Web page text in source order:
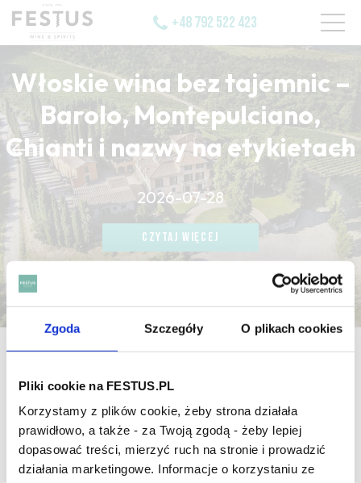
Zgoda Szczegóły O plikach cookies
Pliki cookie na FESTUS.PL
Korzystamy z plików cookie, żeby strona działała
prawidłowo, a także - za Twoją zgodą - żeby lepiej
dopasować treści, mierzyć ruch na stronie i prowadzić
działania marketingowe. Informacje o korzystaniu ze
+48 792 522 423
Włoskie wina bez tajemnic –
Barolo, Montepulciano,
Chianti i nazwy na etykietach
2026-07-28
CZYTAJ WIĘCEJ
CZYTAJ WIĘCEJ
CZYTAJ WIĘCEJ
strona główna / well-structured
Archiwum wpisów tagu: well-
structured